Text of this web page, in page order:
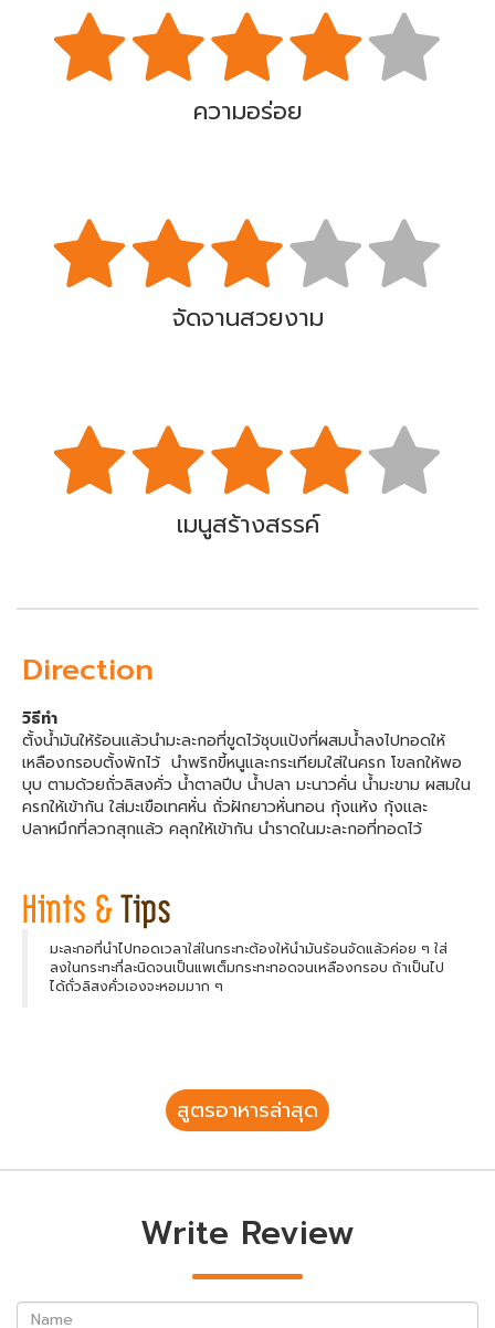
ความอร่อย
จัดจานสวยงาม
เมนูสร้างสรรค์
Direction
วิธีทำ
ตั้งน้ำมันให้ร้อนแล้วนำมะละกอที่ขูดไว้ชุบแป้งที่ผสมน้ำลงไปทอดให้
เหลืองกรอบตั้งพักไว้ นำพริกขี้หนูและกระเทียมใส่ในครก โขลกให้พอ
บุบ ตามด้วยถั่วลิสงคั่ว น้ำตาลปีบ น้ำปลา มะนาวคั่น น้ำมะขาม ผสมใน
ครกให้เข้ากัน ใส่มะเขือเทศหั่น ถั่วฝักยาวหั่นทอน กุ้งแห้ง กุ้งและ
ปลาหมึกที่ลวกสุกแล้ว คลุกให้เข้ากัน นำราดในมะละกอที่ทอดไว้
มะละกอที่นำไปทอดเวลาใส่ในกระทะต้องให้นำมันร้อนจัดแล้วค่อย ๆ ใส่
ลงในกระทะที่ละนิดจนเป็นแพเต็มกระทะทอดจนเหลืองกรอบ ถ้าเป็นไป
ได้ถั่วลิสงคั่วเองจะหอมมาก ๆ
สูตรอาหารล่าสุด
Write Review
Name